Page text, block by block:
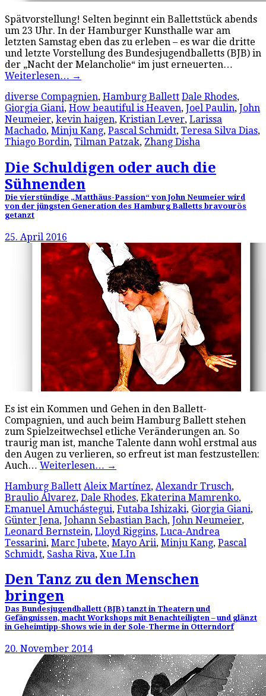
Spätvorstellung! Selten beginnt ein Ballettstück abends
um 23 Uhr. In der Hamburger Kunsthalle war am
letzten Samstag eben das zu erleben – es war die dritte
und letzte Vorstellung des Bundesjugendballetts (BJB) in
der „Nacht der Melancholie“ im just erneuerten…
Weiterlesen… →
diverse Compagnien, Hamburg Ballett Dale Rhodes,
Giorgia Giani, How beautiful is Heaven, Joel Paulin, John
Neumeier, kevin haigen, Kristian Lever, Larissa
Machado, Minju Kang, Pascal Schmidt, Teresa Silva Dias,
Thiago Bordin, Tilman Patzak, Zhang Disha
Die Schuldigen oder auch die
Sühnenden
Die vierstündige „Matthäus-Passion“ von John Neumeier wird
von der jüngsten Generation des Hamburg Balletts bravourös
getanzt
25. April 2016
Es ist ein Kommen und Gehen in den Ballett-
Compagnien, und auch beim Hamburg Ballett stehen
zum Spielzeitwechsel etliche Veränderungen an. So
traurig man ist, manche Talente dann wohl erstmal aus
den Augen zu verlieren, so erfreut ist man festzustellen:
Auch… Weiterlesen… →
Hamburg Ballett Aleix Martínez, Alexandr Trusch,
Braulio Álvarez, Dale Rhodes, Ekaterina Mamrenko,
Emanuel Amuchástegui, Futaba Ishizaki, Giorgia Giani,
Günter Jena, Johann Sebastian Bach, John Neumeier,
Leonard Bernstein, Lloyd Riggins, Luca-Andrea
Tessarini, Marc Jubete, Mayo Arii, Minju Kang, Pascal
Schmidt, Sasha Riva, Xue LIn
Den Tanz zu den Menschen
bringen
Das Bundesjugendballett (BJB) tanzt in Theatern und
Gefängnissen, macht Workshops mit Benachteiligten – und glänzt
in Geheimtipp-Shows wie in der Sole-Therme in Otterndorf
20. November 2014